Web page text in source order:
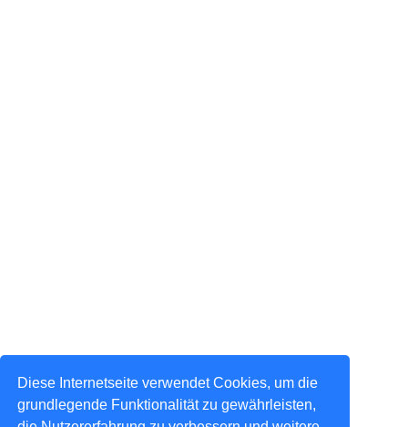
Diese Internetseite verwendet Cookies, um die
grundlegende Funktionalität zu gewährleisten,